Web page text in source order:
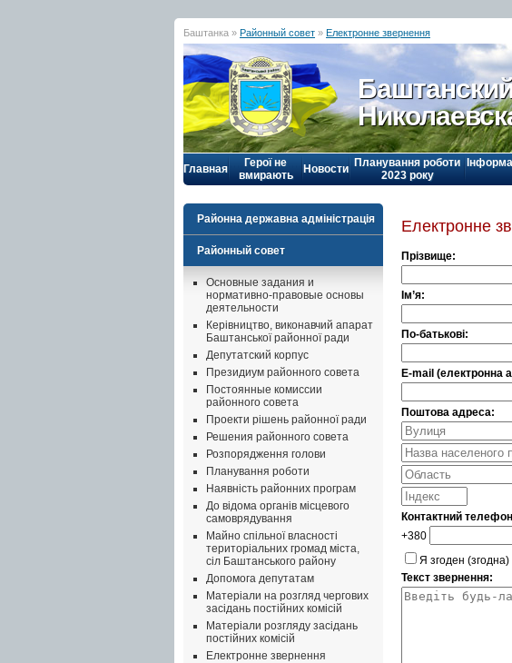
Баштанка » Районный совет » Електронне звернення
Главная
Герої не
вмирають
Новости Планування роботи
2023 року
Районна державна адміністрація
Районный совет
Основные задания и
нормативно-правовые основы
деятельности
Керівництво, виконавчий апарат
Баштанської районної ради
Депутатский корпус
Президиум районного совета
Постоянные комиссии
районного совета
Проекти рішень районної ради
Решения районного совета
Розпорядження голови
Планування роботи
Наявність районних програм
До відома органів місцевого
самоврядування
Майно спільної власності
територіальних громад міста,
сіл Баштанського району
Допомога депутатам
Матеріали на розгляд чергових
засідань постійних комісій
Матеріали розгляду засідань
постійних комісій
Електронне звернення
Електронне
Прізвище:
Ім’я:
По-батькові:
E-mail (електронна
Поштова адреса:
Контактний
+380
Я згоден
Текст звернення: